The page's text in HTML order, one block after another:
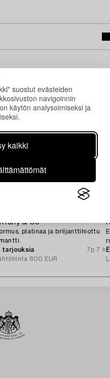
suostut evästeiden
navigoinnin
käytön analysoimiseksi ja
kaikki
& Co
platinaa ja briljanttihiottu
tarjouksia
7p 7 h
800 EUR